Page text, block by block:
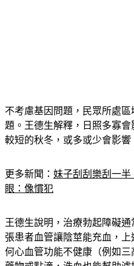
不考慮基因問題，民眾所處
題。王德生解釋，日照多寡
較短的秋冬，或多或少會影響
更多新聞： 妹子刮刮樂刮一半
眼：像慣犯
王德生說明，治療勃起障礙
張患者血管讓陰莖能充血，
何心血管功能不健康（例如